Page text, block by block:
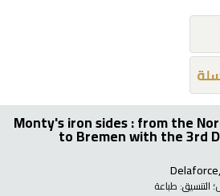
Monty's iron sides : from the
to Bremen with the 3rd
؛ التنسيق: طباعة